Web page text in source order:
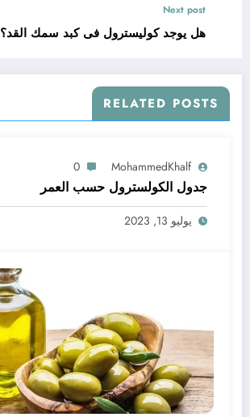
Next post
هل يوجد كوليسترول فى كبد سمك القد؟
RELATED POSTS
MohammedKhalf
0
جدول الكولسترول حسب العمر
يوليو 13, 2023